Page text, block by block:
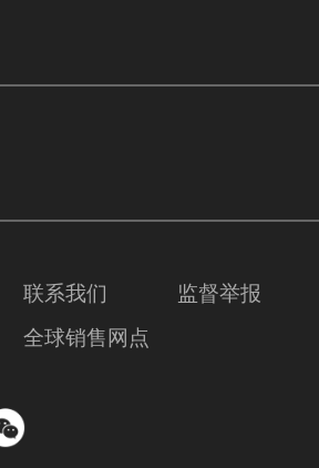
联系我们
监督举报
全球销售网点